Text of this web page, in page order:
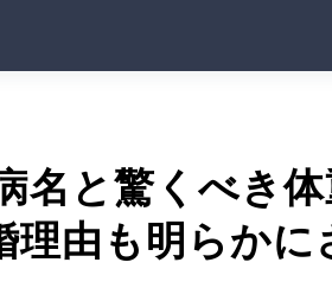
名と驚くべき
由も明らかに